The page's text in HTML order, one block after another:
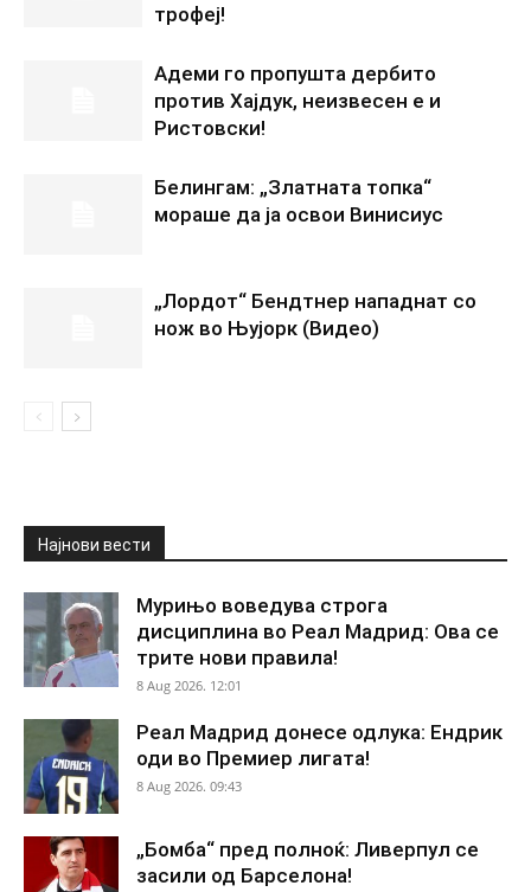
трофеј!
Адеми го пропушта дербито
против Хајдук, неизвесен е и
Ристовски!
Белингам: „Златната топка“
мораше да ја освои Винисиус
„Лордот“ Бендтнер нападнат со
нож во Њујорк (Видео)
Најнови вести
Мурињо воведува строга
дисциплина во Реал Мадрид: Ова се
трите нови правила!
8 Aug 2026. 12:01
Реал Мадрид донесе одлука: Ендрик
оди во Премиер лигата!
8 Aug 2026. 09:43
„Бомба“ пред полноќ: Ливерпул се
засили од Барселона!